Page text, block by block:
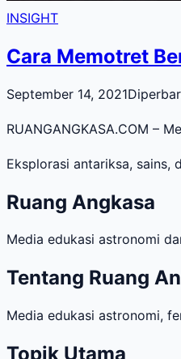
INSIGHT
Cara Memotret
September 14, 2021
RUANGANGKASA.COM –
Eksplorasi antariksa, sains,
Ruang Angkasa
Media edukasi astronomi
Tentang Ruang
Media edukasi astronomi,
Topik Utama